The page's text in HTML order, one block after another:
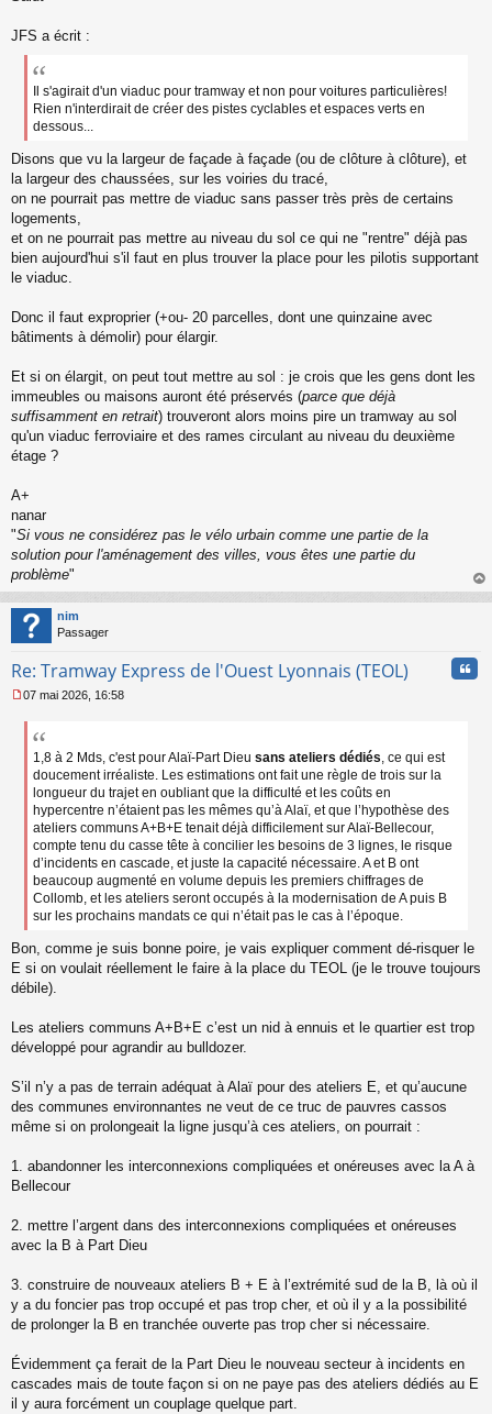
s
u
JFS a écrit :
Il s'agirait d'un viaduc pour tramway et non pour voitures particulières!
Rien n'interdirait de créer des pistes cyclables et espaces verts en
dessous...
Disons que vu la largeur de façade à façade (ou de clôture à clôture), et
la largeur des chaussées, sur les voiries du tracé,
on ne pourrait pas mettre de viaduc sans passer très près de certains
logements,
et on ne pourrait pas mettre au niveau du sol ce qui ne "rentre" déjà pas
bien aujourd'hui s'il faut en plus trouver la place pour les pilotis supportant
le viaduc.
Donc il faut exproprier (+ou- 20 parcelles, dont une quinzaine avec
bâtiments à démolir) pour élargir.
Et si on élargit, on peut tout mettre au sol : je crois que les gens dont les
immeubles ou maisons auront été préservés (parce que déjà
suffisamment en retrait) trouveront alors moins pire un tramway au sol
qu'un viaduc ferroviaire et des rames circulant au niveau du deuxième
étage ?
A+
nanar
"Si vous ne considérez pas le vélo urbain comme une partie de la
solution pour l'aménagement des villes, vous êtes une partie du
problème"
au
nim
Passager
Re: Tramway Express de l'Ouest Lyonnais (TEOL)
e
07 mai 2026, 16:58
1,8 à 2 Mds, c'est pour Alaï-Part Dieu sans ateliers dédiés, ce qui est
doucement irréaliste. Les estimations ont fait une règle de trois sur la
longueur du trajet en oubliant que la difficulté et les coûts en
hypercentre n’étaient pas les mêmes qu’à Alaï, et que l’hypothèse des
ateliers communs A+B+E tenait déjà difficilement sur Alaï-Bellecour,
compte tenu du casse tête à concilier les besoins de 3 lignes, le risque
d’incidents en cascade, et juste la capacité nécessaire. A et B ont
beaucoup augmenté en volume depuis les premiers chiffrages de
Collomb, et les ateliers seront occupés à la modernisation de A puis B
sur les prochains mandats ce qui n’était pas le cas à l’époque.
Bon, comme je suis bonne poire, je vais expliquer comment dé-risquer le
E si on voulait réellement le faire à la place du TEOL (je le trouve toujours
débile).
Les ateliers communs A+B+E c’est un nid à ennuis et le quartier est trop
développé pour agrandir au bulldozer.
S’il n’y a pas de terrain adéquat à Alaï pour des ateliers E, et qu’aucune
des communes environnantes ne veut de ce truc de pauvres cassos
même si on prolongeait la ligne jusqu’à ces ateliers, on pourrait :
1. abandonner les interconnexions compliquées et onéreuses avec la A à
Bellecour
2. mettre l’argent dans des interconnexions compliquées et onéreuses
avec la B à Part Dieu
3. construire de nouveaux ateliers B + E à l’extrémité sud de la B, là où il
y a du foncier pas trop occupé et pas trop cher, et où il y a la possibilité
de prolonger la B en tranchée ouverte pas trop cher si nécessaire.
Évidemment ça ferait de la Part Dieu le nouveau secteur à incidents en
cascades mais de toute façon si on ne paye pas des ateliers dédiés au E
il y aura forcément un couplage quelque part.